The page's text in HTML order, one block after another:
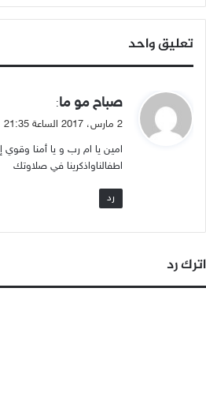
تعليق واحد
ي
ق
ل
صباح مو ما:
2 مارس، 2017 الساعة 21:35
امين يا ام رب و يا أمنا وقوي
اطفالناواذكرينا في صلاوتك
رد
اترك رد